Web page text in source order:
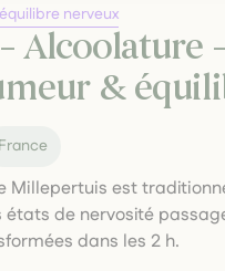
nerveux
Alcoolature
&
France
Millepertuis est
de nervosité
dans les 2 h.